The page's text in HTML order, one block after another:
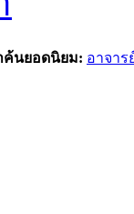
ค้นยอดนิยม: อาจาร